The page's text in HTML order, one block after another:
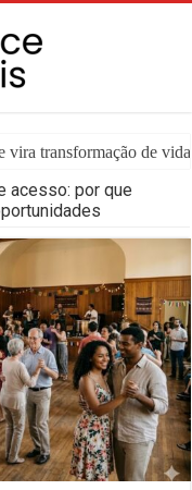
vira transformação de
acesso: por que